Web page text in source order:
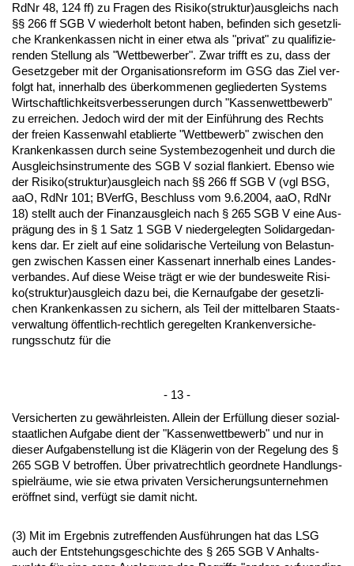
Rd­Nr 48, 124 ff) zu Fra­gen des Ri­si­ko(struk­tur)aus­gleichs nach
§§ 266 ff SGB V wie­der­holt be­tont ha­ben, be­fin­den sich ge­setz­li­
che Kran­ken­kas­sen nicht in ei­ner et­wa als "pri­vat" zu qua­li­fi­zie­
ren­den Stel­lung als "Wett­be­wer­ber". Zwar trifft es zu, dass der
Ge­setz­ge­ber mit der Or­ga­ni­sa­ti­ons­re­form im GSG das Ziel ver­
folgt hat, in­ner­halb des über­kom­me­nen ge­glie­der­ten Sys­tems
Wirt­schaft­lich­keits­ver­bes­se­run­gen durch "Kas­sen­wett­be­werb"
zu er­rei­chen. Je­doch wird der mit der Einführung des Rechts
der frei­en Kas­sen­wahl eta­blier­te "Wett­be­werb" zwi­schen den
Kran­ken­kas­sen durch sei­ne Sys­tem­be­zo­gen­heit und durch die
Aus­gleichs­in­stru­men­te des SGB V so­zi­al flan­kiert. Eben­so wie
der Ri­si­ko(struk­tur)aus­gleich nach §§ 266 ff SGB V (vgl BSG,
aaO, Rd­Nr 101; BVerfG, Be­schluss vom 9.6.2004, aaO, Rd­Nr
18) stellt auch der Fi­nanz­aus­gleich nach § 265 SGB V ei­ne Aus­
prägung des in § 1 Satz 1 SGB V nie­der­ge­leg­ten So­li­dar­ge­dan­
kens dar. Er zielt auf ei­ne so­li­da­ri­sche Ver­tei­lung von Be­las­tun­
gen zwi­schen Kas­sen ei­ner Kas­sen­art in­ner­halb ei­nes Lan­des­
ver­ban­des. Auf die­se Wei­se trägt er wie der bun­des­wei­te Ri­si­
ko(struk­tur)aus­gleich da­zu bei, die Kern­auf­ga­be der ge­setz­li­
chen Kran­ken­kas­sen zu si­chern, als Teil der mit­tel­ba­ren Staats­
ver­wal­tung öffent­lich-recht­lich ge­re­gel­ten Kran­ken­ver­si­che­
rungs­schutz für die
- 13 -
Ver­si­cher­ten zu gewähr­leis­ten. Al­lein der Erfüllung die­ser so­zi­al­
staat­li­chen Auf­ga­be dient der "Kas­sen­wett­be­werb" und nur in
die­ser Auf­ga­ben­stel­lung ist die Kläge­rin von der Re­ge­lung des §
265 SGB V be­trof­fen. Über pri­vat­recht­lich ge­ord­ne­te Hand­lungs­
spielräume, wie sie et­wa pri­va­ten Ver­si­che­rungs­un­ter­neh­men
eröff­net sind, verfügt sie da­mit nicht.
(3) Mit im Er­geb­nis zu­tref­fen­den Ausführun­gen hat das LSG
auch der Ent­ste­hungs­ge­schich­te des § 265 SGB V An­halts­